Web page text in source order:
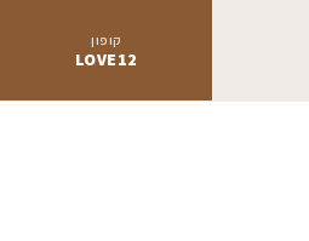
קופון
LOVE12